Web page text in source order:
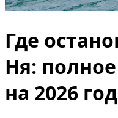
Где
Ня:
на 2026 год